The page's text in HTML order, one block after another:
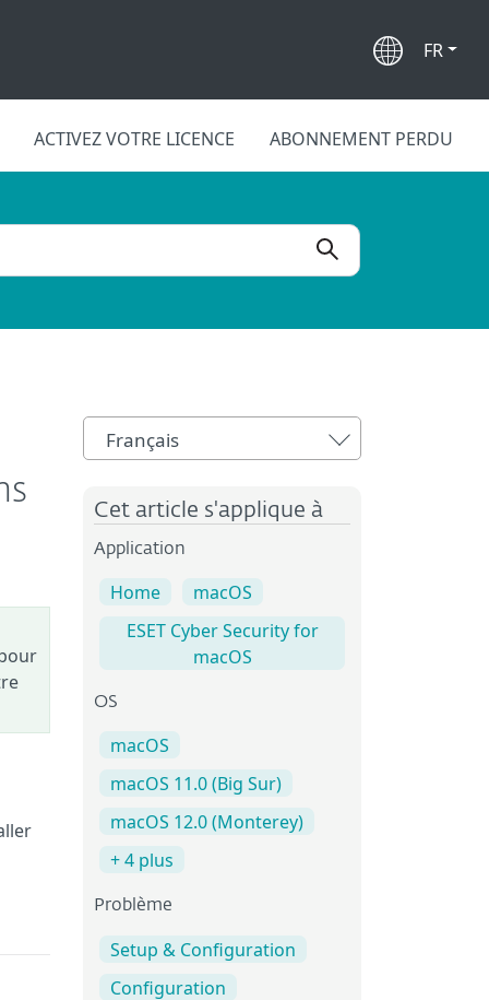
FR
ACTIVEZ VOTRE LICENCE ABONNEMENT PERDU
Français
Cet article s'applique à
Application
Home
macOS
ESET Cyber Security for
macOS
OS
macOS
macOS 11.0 (Big Sur)
macOS 12.0 (Monterey)
+ 4 plus
Problème
Setup & Configuration
Configuration